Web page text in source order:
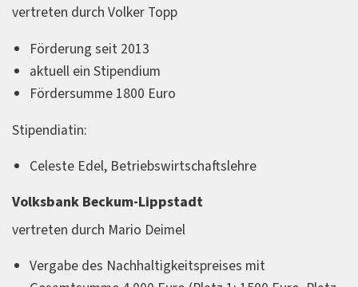
vertreten durch Volker Topp
Förderung seit 2013
aktuell ein Stipendium
Fördersumme 1800 Euro
Stipendiatin:
Celeste Edel, Betriebswirtschaftslehre
Volksbank Beckum-Lippstadt
vertreten durch Mario Deimel
Vergabe des Nachhaltigkeitspreises mit